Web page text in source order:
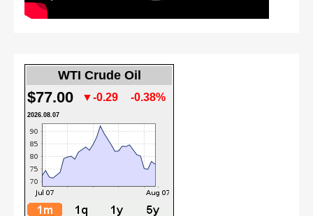
WTI Crude Oil
$77.00 ▼-0.29 -0.38%
2026.08.07